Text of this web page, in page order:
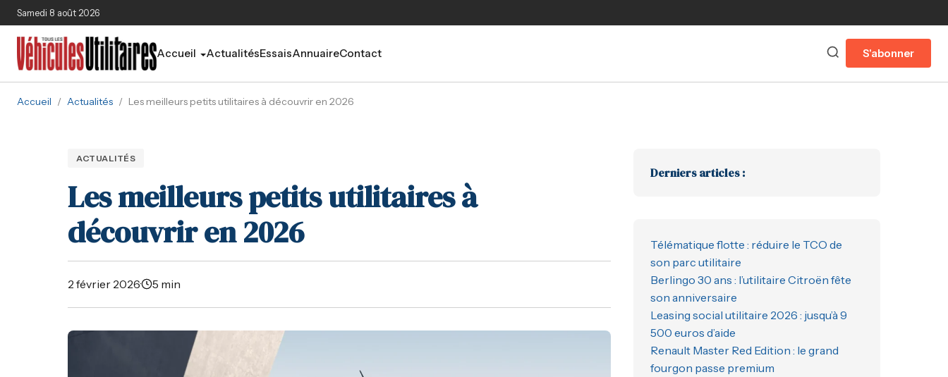
Aller au contenu principal
Samedi 8 août 2026
Accueil ActualitésEssaisAnnuaireContact S'abonner
Accueil / Actualités / Les meilleurs petits utilitaires à découvrir en 2026
ACTUALITÉS
Les meilleurs petits utilitaires à
découvrir en 2026
2 février 2026· 5 min
Derniers articles :
Télématique flotte : réduire le TCO de
son parc utilitaire
Berlingo 30 ans : l’utilitaire Citroën fête
son anniversaire
Leasing social utilitaire 2026 : jusqu’à 9
500 euros d’aide
Renault Master Red Edition : le grand
fourgon passe premium